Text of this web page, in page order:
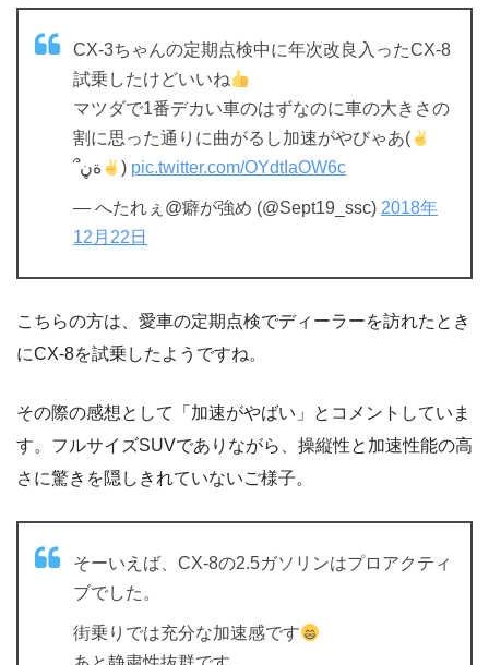
CX-3ちゃんの定期点検中に年次改良入ったCX-8
試乗したけどいいね
マツダで1番デカい車のはずなのに車の大きさの
割に思った通りに曲がるし加速がやびゃあ(
՞ةڼ
) pic.twitter.com/OYdtIaOW6c
— へたれぇ@癖が強め (@Sept19_ssc) 2018年
12月22日
こちらの方は、愛車の定期点検でディーラーを訪れたとき
にCX-8を試乗したようですね。
その際の感想として「加速がやばい」とコメントしていま
す。フルサイズSUVでありながら、操縦性と加速性能の高
さに驚きを隠しきれていないご様子。
そーいえば、CX-8の2.5ガソリンはプロアクティ
ブでした。
街乗りでは充分な加速感です